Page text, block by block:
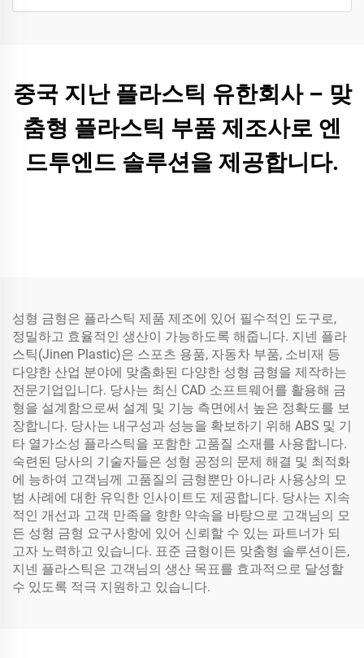
중국 지난 플라스틱 유한회사 – 맞
춤형 플라스틱 부품 제조사로 엔
드투엔드 솔루션을 제공합니다.
성형 금형은 플라스틱 제품 제조에 있어 필수적인 도구로,
정밀하고 효율적인 생산이 가능하도록 해줍니다. 지넨 플라
스틱(Jinen Plastic)은 스포츠 용품, 자동차 부품, 소비재 등
다양한 산업 분야에 맞춤화된 다양한 성형 금형을 제작하는
전문기업입니다. 당사는 최신 CAD 소프트웨어를 활용해 금
형을 설계함으로써 설계 및 기능 측면에서 높은 정확도를 보
장합니다. 당사는 내구성과 성능을 확보하기 위해 ABS 및 기
타 열가소성 플라스틱을 포함한 고품질 소재를 사용합니다.
숙련된 당사의 기술자들은 성형 공정의 문제 해결 및 최적화
에 능하여 고객님께 고품질의 금형뿐만 아니라 사용상의 모
범 사례에 대한 유익한 인사이트도 제공합니다. 당사는 지속
적인 개선과 고객 만족을 향한 약속을 바탕으로 고객님의 모
든 성형 금형 요구사항에 있어 신뢰할 수 있는 파트너가 되
고자 노력하고 있습니다. 표준 금형이든 맞춤형 솔루션이든,
지넨 플라스틱은 고객님의 생산 목표를 효과적으로 달성할
수 있도록 적극 지원하고 있습니다.